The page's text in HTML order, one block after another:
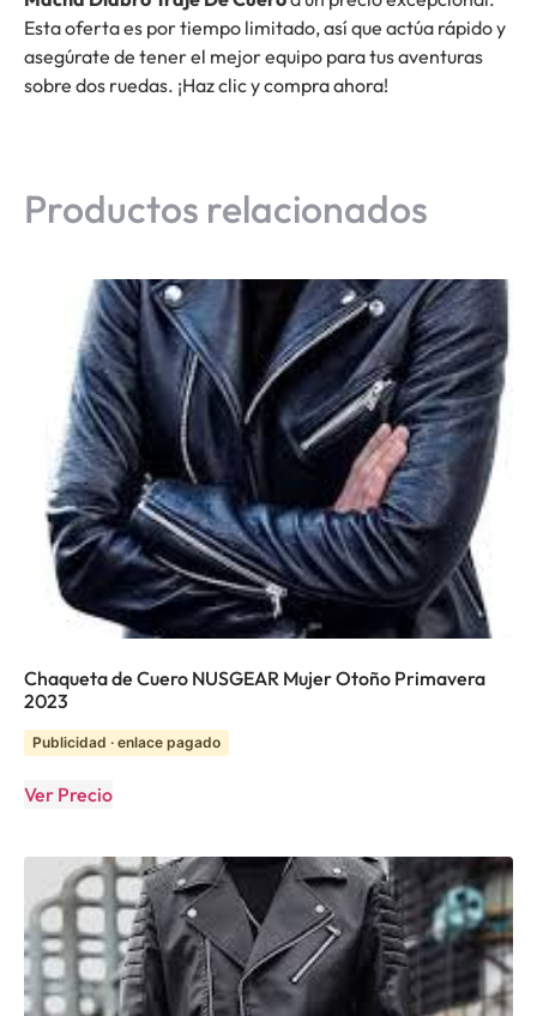
Esta oferta es por tiempo limitado, así que actúa rápido y
asegúrate de tener el mejor equipo para tus aventuras
sobre dos ruedas. ¡Haz clic y compra ahora!
Productos relacionados
Chaqueta de Cuero NUSGEAR Mujer Otoño Primavera
2023
Publicidad · enlace pagado
Ver Precio